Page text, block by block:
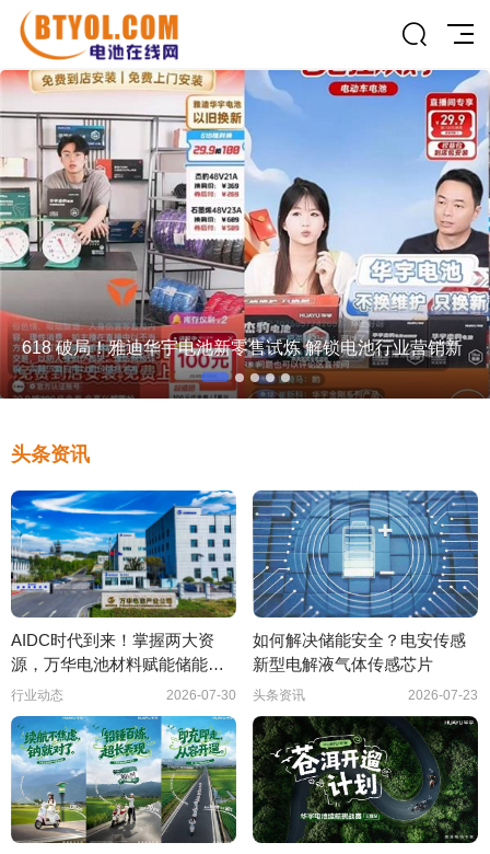
擎动绿能未来，点亮零碳地球：第18届世界太阳能光伏暨
储能
头条资讯
AIDC时代到来！掌握两大资
源，万华电池材料赋能储能新
赛
行业动态 2026-07-30
如何解决储能安全？电安传感
新型电解液气体传感芯片
头条资讯 2026-07-23